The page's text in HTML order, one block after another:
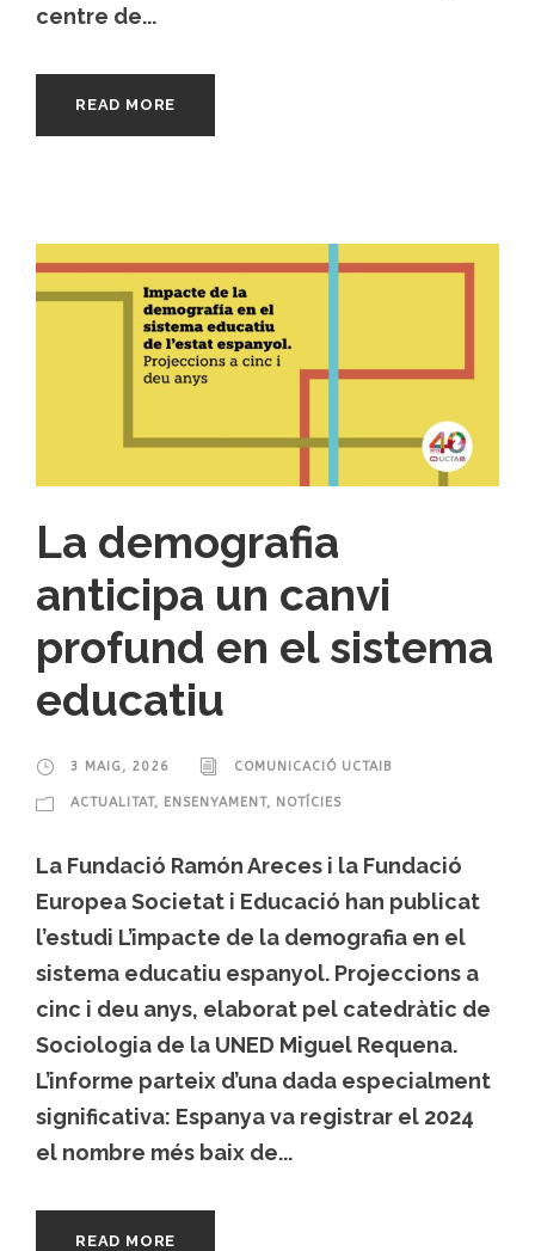
centre de...
READ MORE
La demografia
anticipa un canvi
profund en el sistema
educatiu
3 MAIG, 2026 COMUNICACIÓ UCTAIB
ACTUALITAT, ENSENYAMENT, NOTÍCIES
La Fundació Ramón Areces i la Fundació
Europea Societat i Educació han publicat
l’estudi L’impacte de la demografia en el
sistema educatiu espanyol. Projeccions a
cinc i deu anys, elaborat pel catedràtic de
Sociologia de la UNED Miguel Requena.
L’informe parteix d’una dada especialment
significativa: Espanya va registrar el 2024
el nombre més baix de...
READ MORE